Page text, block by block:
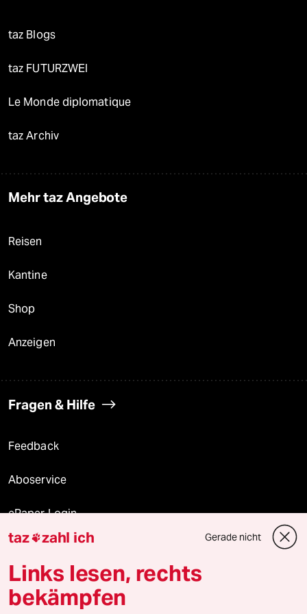
taz Blogs
taz FUTURZWEI
Le Monde diplomatique
taz Archiv
Mehr taz Angebote
Reisen
Kantine
Shop
Anzeigen
Fragen & Hilfe
Feedback
Aboservice
ePaper Login
Downloads für Abonnierende
© 2026 taz Verlags und Vertriebs GmbH
taz zahl ich Gerade nicht
Links lesen, rechts
bekämpfen